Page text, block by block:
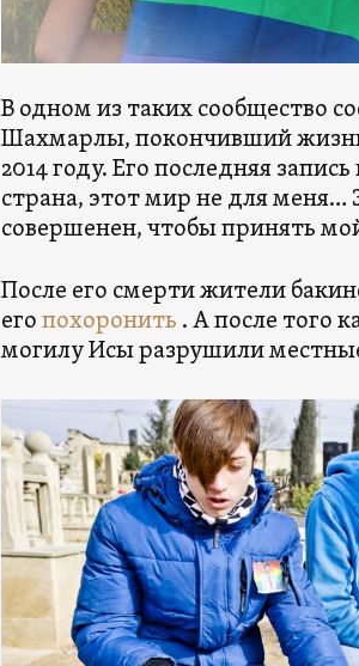
В одном из таких сообщество
Шахмарлы, покончивший
2014 году. Его последняя
страна, этот мир не для меня…
совершенен, чтобы принять
После его смерти жители
егопохоронить . А после того
могилу Исы разрушили